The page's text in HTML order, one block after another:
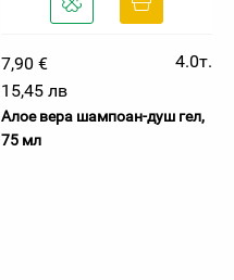
7,90 €
4.0т.
15,45 лв
Алое вера шампоан-душ гел,
75 мл